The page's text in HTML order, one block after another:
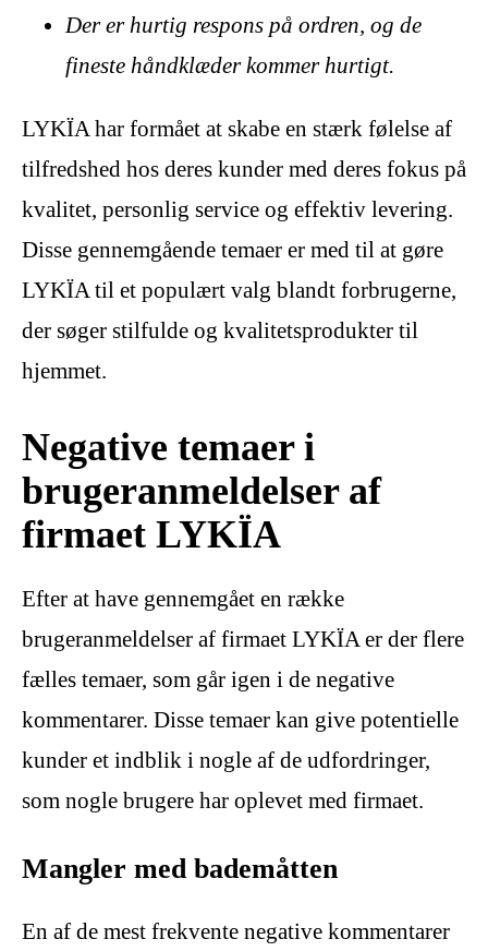
Der er hurtig respons på ordren, og de
fineste håndklæder kommer hurtigt.
LYKÏA har formået at skabe en stærk følelse af
tilfredshed hos deres kunder med deres fokus på
kvalitet, personlig service og effektiv levering.
Disse gennemgående temaer er med til at gøre
LYKÏA til et populært valg blandt forbrugerne,
der søger stilfulde og kvalitetsprodukter til
hjemmet.
Negative temaer i
brugeranmeldelser af
firmaet LYKÏA
Efter at have gennemgået en række
brugeranmeldelser af firmaet LYKÏA er der flere
fælles temaer, som går igen i de negative
kommentarer. Disse temaer kan give potentielle
kunder et indblik i nogle af de udfordringer,
som nogle brugere har oplevet med firmaet.
Mangler med bademåtten
En af de mest frekvente negative kommentarer